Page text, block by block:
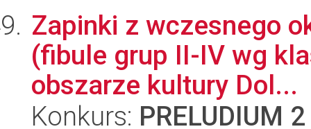
Zapinki z wczesnego
(fibule grup II-IV wg
obszarze kultury Dol...
Konkurs: PRELUDIUM 2